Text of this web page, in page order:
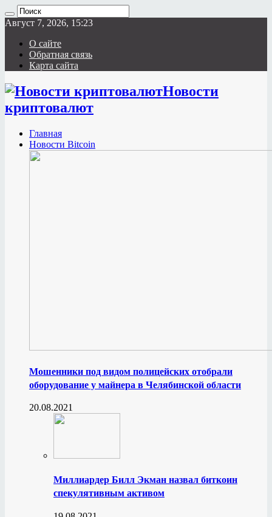
Август 7, 2026, 15:23
О сайте
Обратная связь
Карта сайта
Новости
криптовалют
Главная
Новости Bitcoin
Мошенники под видом полицейских отобрали
оборудование у майнера в Челябинской области
20.08.2021
Миллиардер Билл Экман назвал биткоин
спекулятивным активом